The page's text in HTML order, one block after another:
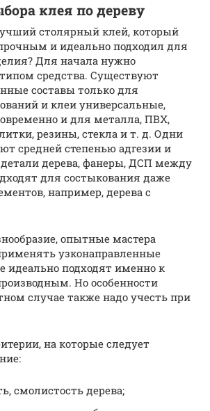
клея по дереву
столярный клей, который
и идеально подходил для
Для начала нужно
средства. Существуют
составы только для
и клеи универсальные,
и для металла, ПВХ,
резины, стекла и т. д. Одни
средней степенью адгезии и
дерева, фанеры, ДСП между
для состыкования даже
например, дерева с
опытные мастера
узконаправленные
идеально подходят именно к
Но особенности
случае также надо учесть при
на которые следует
смолистость дерева;